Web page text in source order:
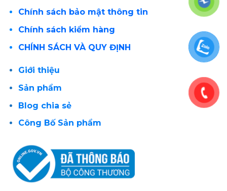
Chính sách bảo mật thông tin
Chính sách kiểm hàng
CHÍNH SÁCH VÀ QUY ĐỊNH
Giới thiệu
Sản phẩm
Blog chia sẻ
Công Bố Sản phẩm